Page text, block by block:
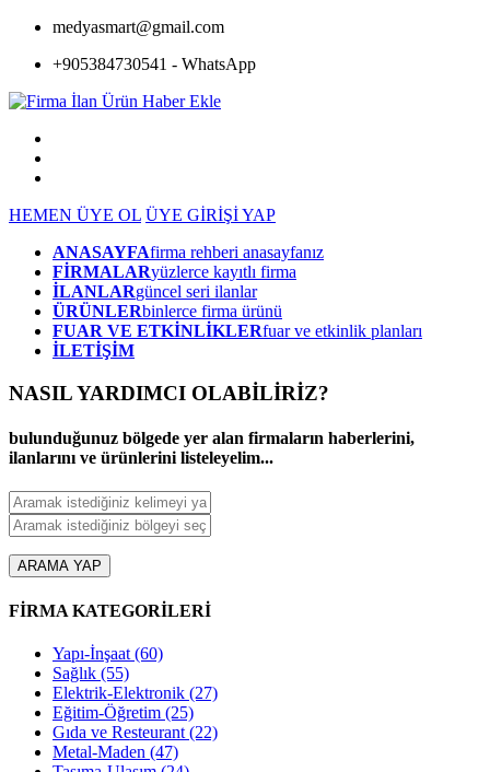
medyasmart@gmail.com
+905384730541 - WhatsApp
HEMEN ÜYE OL ÜYE GİRİŞİ YAP
ANASAYFAfirma rehberi anasayfanız
FİRMALARyüzlerce kayıtlı firma
İLANLARgüncel seri ilanlar
ÜRÜNLERbinlerce firma ürünü
FUAR VE ETKİNLİKLERfuar ve etkinlik planları
İLETİŞİM
NASIL YARDIMCI OLABİLİRİZ?
bulunduğunuz bölgede yer alan firmaların haberlerini,
ilanlarını ve ürünlerini listeleyelim...
ARAMA YAP
FİRMA KATEGORİLERİ
Yapı-İnşaat (60)
Sağlık (55)
Elektrik-Elektronik (27)
Eğitim-Öğretim (25)
Gıda ve Resteurant (22)
Metal-Maden (47)